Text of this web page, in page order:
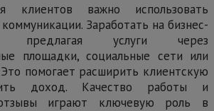
клиентов важно использовать
Заработать на бизнес-
услуги через
площадки, социальные сети или
помогает расширить клиентскую
доход. Качество работы и
играют ключевую роль в